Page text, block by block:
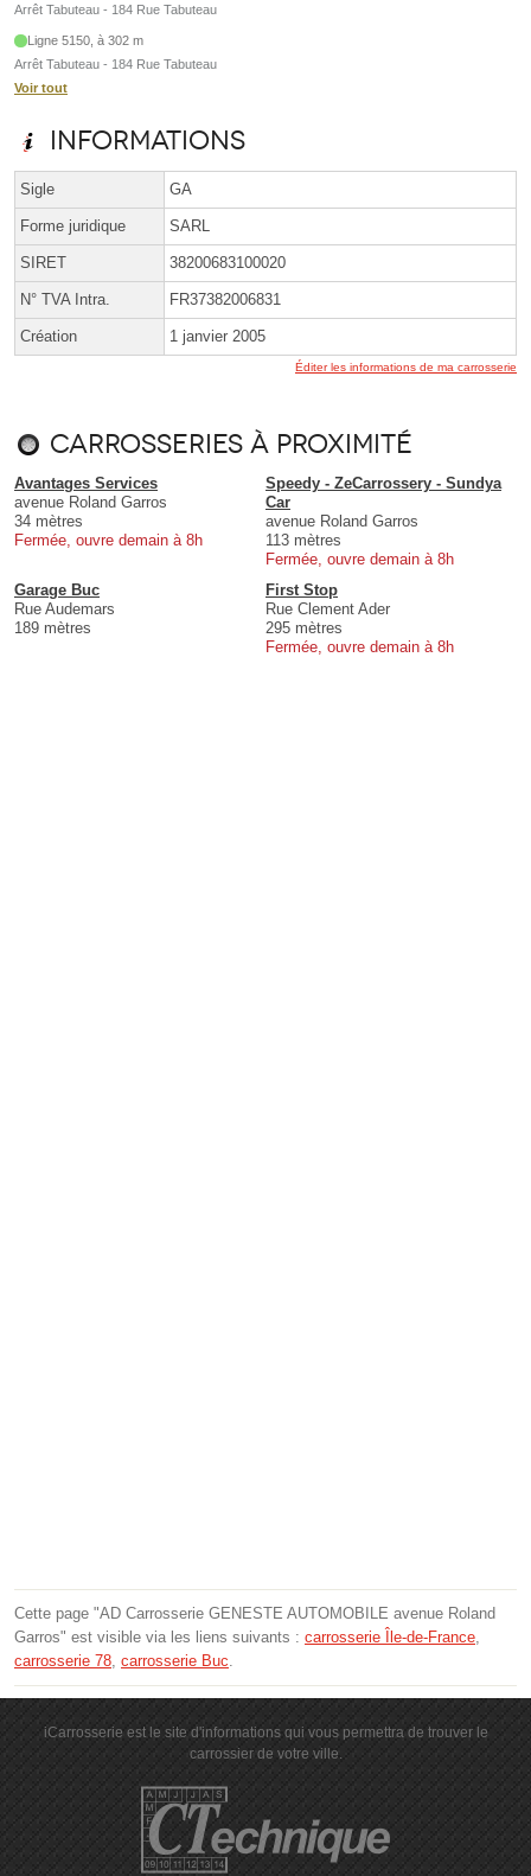
Arrêt Tabuteau - 184 Rue Tabuteau
Ligne 5150, à 302 m
Arrêt Tabuteau - 184 Rue Tabuteau
Voir tout
Informations
Sigle GA
Forme juridique SARL
SIRET 38200683100020
N° TVA Intra. FR37382006831
Création 1 janvier 2005
Éditer les informations de ma carrosserie
Carrosseries à proximité
Avantages Services
avenue Roland Garros
34 mètres
Fermée, ouvre demain à 8h
Speedy - ZeCarrossery - Sundya
Car
avenue Roland Garros
113 mètres
Fermée, ouvre demain à 8h
Garage Buc
Rue Audemars
189 mètres
First Stop
Rue Clement Ader
295 mètres
Fermée, ouvre demain à 8h
Cette page "AD Carrosserie GENESTE AUTOMOBILE avenue Roland
Garros" est visible via les liens suivants : carrosserie Île-de-France,
carrosserie 78, carrosserie Buc.
iCarrosserie est le site d'informations qui vous permettra de trouver le
carrossier de votre ville.